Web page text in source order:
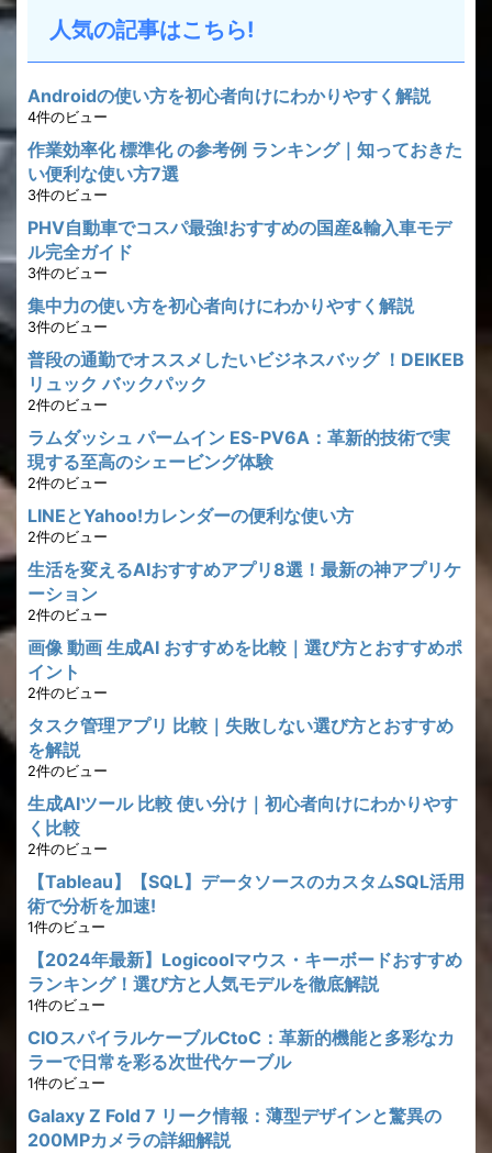
人気の記事はこちら!
Androidの使い方を初心者向けにわかりやすく解説
4件のビュー
作業効率化 標準化 の参考例 ランキング｜知っておきた
い便利な使い方7選
3件のビュー
PHV自動車でコスパ最強!おすすめの国産&輸入車モデ
ル完全ガイド
3件のビュー
集中力の使い方を初心者向けにわかりやすく解説
3件のビュー
普段の通勤でオススメしたいビジネスバッグ ！DEIKEB
リュック バックパック
2件のビュー
ラムダッシュ パームイン ES-PV6A：革新的技術で実
現する至高のシェービング体験
2件のビュー
LINEとYahoo!カレンダーの便利な使い方
2件のビュー
生活を変えるAIおすすめアプリ8選！最新の神アプリケ
ーション
2件のビュー
画像 動画 生成AI おすすめを比較｜選び方とおすすめポ
イント
2件のビュー
タスク管理アプリ 比較｜失敗しない選び方とおすすめ
を解説
2件のビュー
生成AIツール 比較 使い分け｜初心者向けにわかりやす
く比較
2件のビュー
【Tableau】【SQL】データソースのカスタムSQL活用
術で分析を加速!
1件のビュー
【2024年最新】Logicoolマウス・キーボードおすすめ
ランキング！選び方と人気モデルを徹底解説
1件のビュー
CIOスパイラルケーブルCtoC：革新的機能と多彩なカ
ラーで日常を彩る次世代ケーブル
1件のビュー
Galaxy Z Fold 7 リーク情報：薄型デザインと驚異の
200MPカメラの詳細解説